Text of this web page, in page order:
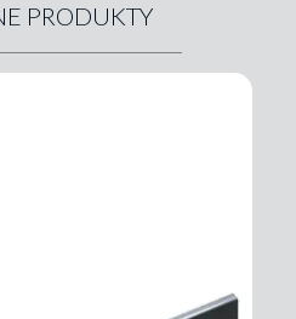
PRODUKTY